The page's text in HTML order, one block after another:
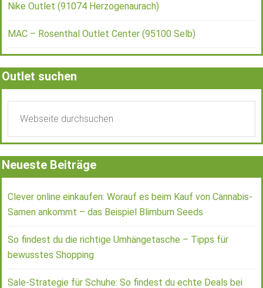
Nike Outlet (91074 Herzogenaurach)
MAC – Rosenthal Outlet Center (95100 Selb)
Outlet suchen
Neueste Beiträge
Clever online einkaufen: Worauf es beim Kauf von Cannabis-
Samen ankommt – das Beispiel Blimburn Seeds
So findest du die richtige Umhängetasche – Tipps für
bewusstes Shopping
Sale-Strategie für Schuhe: So findest du echte Deals bei